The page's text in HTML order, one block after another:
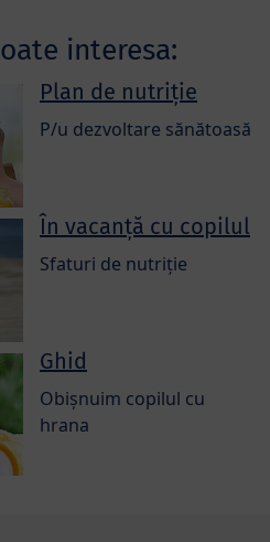
interesa:
Plan de nutriție
P/u dezvoltare sănătoasă
În vacanță cu copilul
Sfaturi de nutriție
Ghid
Obișnuim copilul cu
hrana